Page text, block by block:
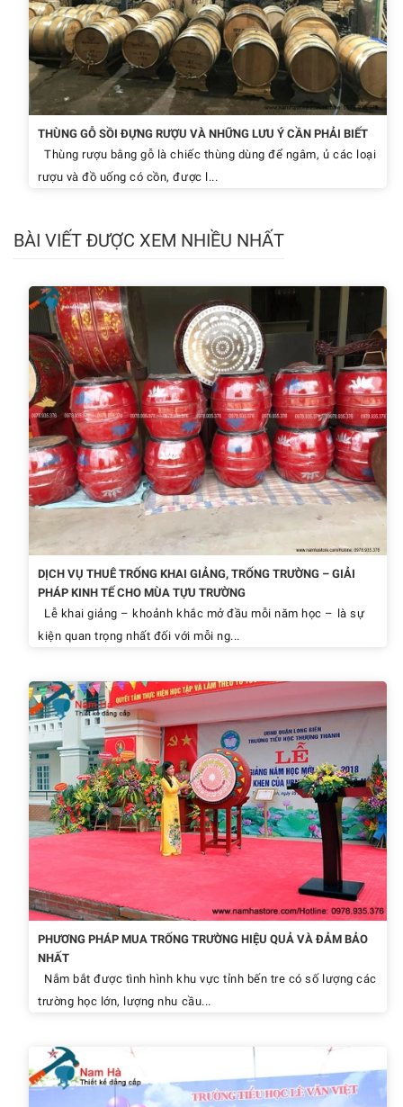
THÙNG GỖ SỒI ĐỰNG RƯỢU VÀ NHỮNG LƯU Ý CẦN PHẢI BIẾT
Thùng rượu bằng gỗ là chiếc thùng dùng để ngâm, ủ các loại
rượu và đồ uống có cồn, được l...
BÀI VIẾT ĐƯỢC XEM NHIỀU NHẤT
DỊCH VỤ THUÊ TRỐNG KHAI GIẢNG, TRỐNG TRƯỜNG – GIẢI
PHÁP KINH TẾ CHO MÙA TỰU TRƯỜNG
Lễ khai giảng – khoảnh khắc mở đầu mỗi năm học – là sự
kiện quan trọng nhất đối với mỗi ng...
PHƯƠNG PHÁP MUA TRỐNG TRƯỜNG HIỆU QUẢ VÀ ĐẢM BẢO
NHẤT
Nắm bắt được tình hình khu vực tỉnh bến tre có số lượng các
trường học lớn, lượng nhu cầu...